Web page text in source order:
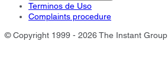
Terminos de Uso
Complaints procedure
© Copyright 1999 - 2026 The Instant Group